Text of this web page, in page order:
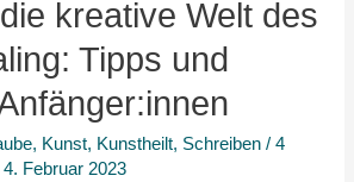
die kreative Welt des
Tipps und
, Kunst, Kunstheilt, Schreiben /4
4. Februar 2023